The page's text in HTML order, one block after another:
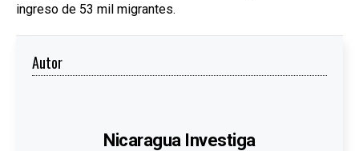
ingreso de 53 mil migrantes.
Autor
Nicaragua Investiga